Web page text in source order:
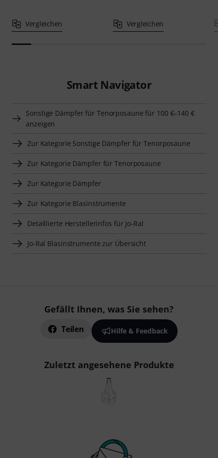
Vergleichen Vergleichen
Smart Navigator
Sonstige Dämpfer für Tenorposaune für 100 €–140 €
anzeigen
Zur Kategorie Sonstige Dämpfer für Tenorposaune
Zur Kategorie Dämpfer für Tenorposaune
Zur Kategorie Dämpfer
Zur Kategorie Blasinstrumente
Detaillierte Herstellerinfos für Jo-Ral
Jo-Ral Blasinstrumente zur Übersicht
Gefällt Ihnen, was Sie sehen?
Teilen Hilfe & Feedback
Zuletzt angesehene Produkte